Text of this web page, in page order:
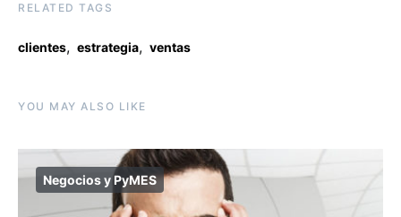
RELATED TAGS
clientes, estrategia, ventas
YOU MAY ALSO LIKE
Negocios y PyMES